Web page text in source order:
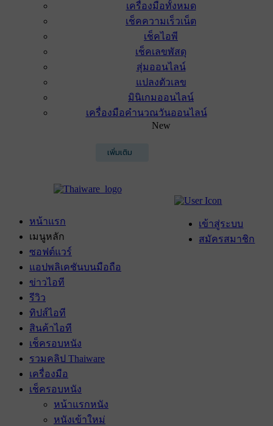
เครื่องมือทั้งหมด
เช็คความเร็วเน็ต
เช็คไอพี
เช็คเลขพัสดุ
สุ่มออนไลน์
แปลงตัวเลข
มินิเกมออนไลน์
เครื่องมือคำนวณวันออนไลน์
New
เพิ่มเติม
เข้าสู่ระบบ
สมัครสมาชิก
หน้าแรก
เมนูหลัก
ซอฟต์แวร์
แอปพลิเคชันบนมือถือ
ข่าวไอที
รีวิว
ทิปส์ไอที
สินค้าไอที
เช็ครอบหนัง
รวมคลิป Thaiware
เครื่องมือ
เช็ครอบหนัง
หน้าแรกหนัง
หนังเข้าใหม่